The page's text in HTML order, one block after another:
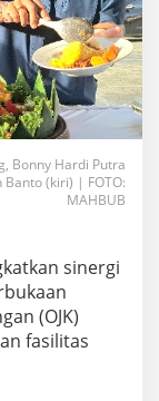
Bonny Hardi Putra
(kiri) | FOTO:
MAHBUB
sinergi
(OJK)
fasilitas